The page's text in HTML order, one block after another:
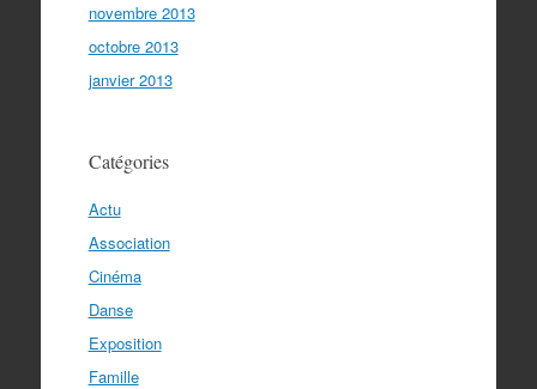
novembre 2013
octobre 2013
janvier 2013
Catégories
Actu
Association
Cinéma
Danse
Exposition
Famille